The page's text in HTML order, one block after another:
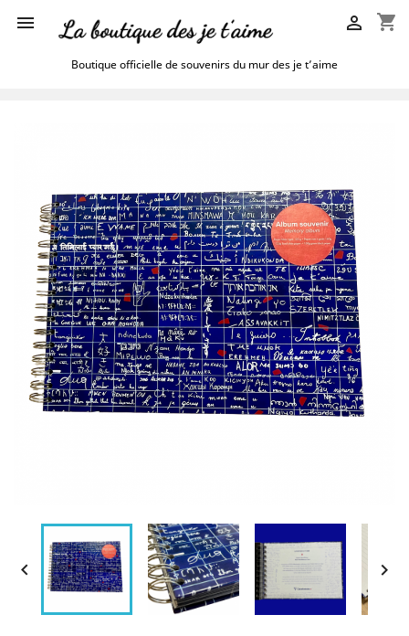
 shopping_cart

Boutique officielle de souvenirs du mur des je t’aime
 